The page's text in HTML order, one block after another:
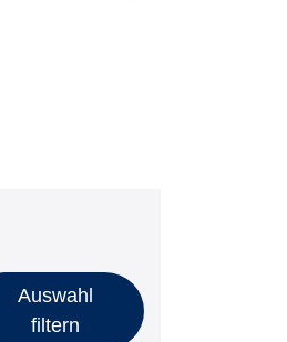
Auswahl
filtern